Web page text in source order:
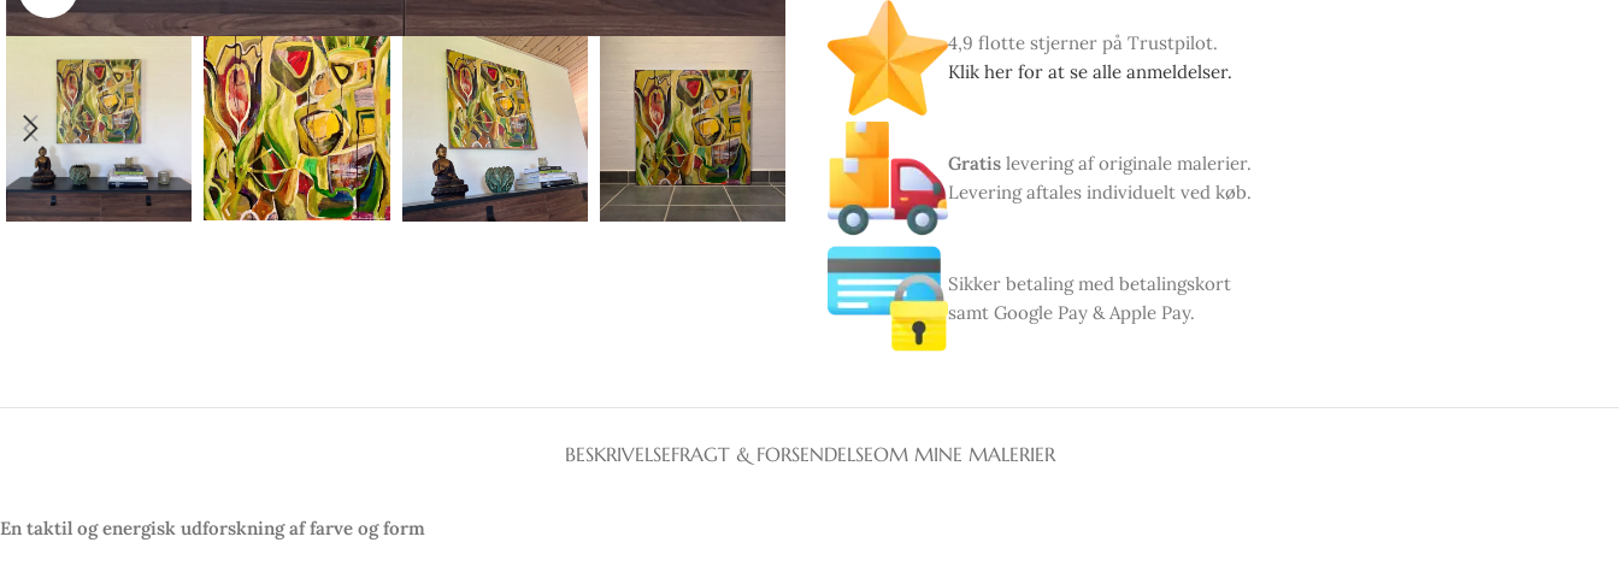
4,9 flotte stjerner på Trustpilot.
Klik her for at se alle anmeldelser.
Gratis levering af originale malerier.
Levering aftales individuelt ved køb.
Sikker betaling med betalingskort
samt Google Pay & Apple Pay.
BESKRIVELSEFRAGT & FORSENDELSEOM MINE MALERIER
En taktil og energisk udforskning af farve og form